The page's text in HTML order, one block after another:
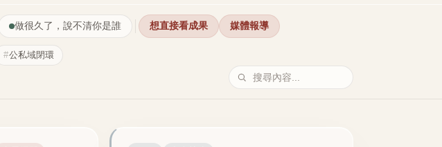
做很久了，說不清你是誰 想直接看成果 媒體報導
公私域閉環